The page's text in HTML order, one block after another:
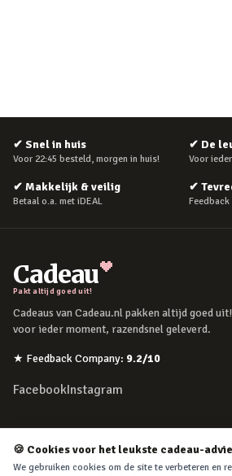
✔ Snel in huis
Voor 22:45 besteld, morgen in huis!
✔ De
Voor
✔ Makkelijk & veilig
Betaal o.a. met iDEAL
✔
Feedback
Cadeau
Pakt altijd goed uit!
Cadeaus van Cadeau.nl pakken altijd goed
voor ieder moment, razendsnel geleverd.
★ Feedback Company: 9.2/10
FacebookInstagram
POPULAIRE MOMENTEN
🍪 Cookies voor het leukste cadeau-
We gebruiken cookies om de site te verbeteren en